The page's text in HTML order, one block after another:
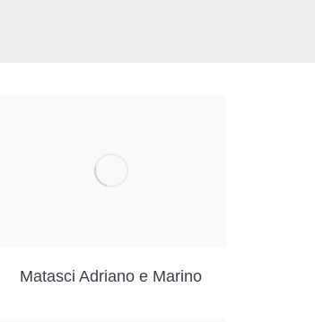
Matasci Adriano e Marino